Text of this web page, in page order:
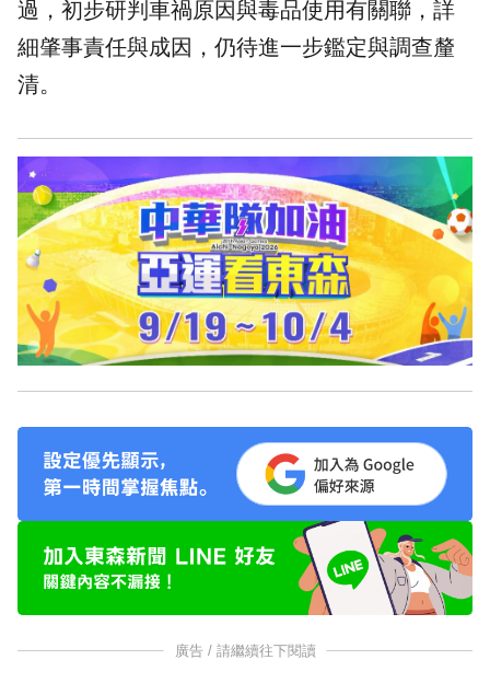
過，初步研判車禍原因與毒品使用有關聯，詳
細肇事責任與成因，仍待進一步鑑定與調查釐
清。
廣告 / 請繼續往下閱讀